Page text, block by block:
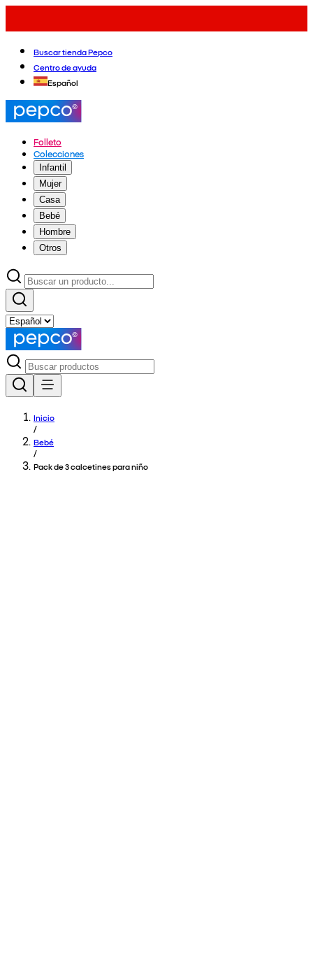
Buscar tienda Pepco
Centro de ayuda
Español
Folleto
Colecciones
Infantil
Mujer
Casa
Bebé
Hombre
Otros
Inicio
/
Bebé
/
Pack de 3 calcetines para niño